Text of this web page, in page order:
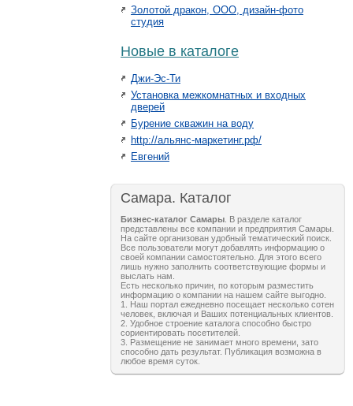
Золотой дракон, ООО, дизайн-фото
студия
Новые в каталоге
Джи-Эс-Ти
Установка межкомнатных и входных
дверей
Бурение скважин на воду
http://альянс-маркетинг.рф/
Евгений
Самара. Каталог
Бизнес-каталог Самары . В разделе каталог
представлены все компании и предприятия Самары.
На сайте организован удобный тематический поиск.
Все пользователи могут добавлять информацию о
своей компании самостоятельно. Для этого всего
лишь нужно заполнить соответствующие формы и
выслать нам.
Есть несколько причин, по которым разместить
информацию о компании на нашем сайте выгодно.
1. Наш портал ежедневно посещает несколько сотен
человек, включая и Ваших потенциальных клиентов.
2. Удобное строение каталога способно быстро
сориентировать посетителей.
3. Размещение не занимает много времени, зато
способно дать результат. Публикация возможна в
любое время суток.